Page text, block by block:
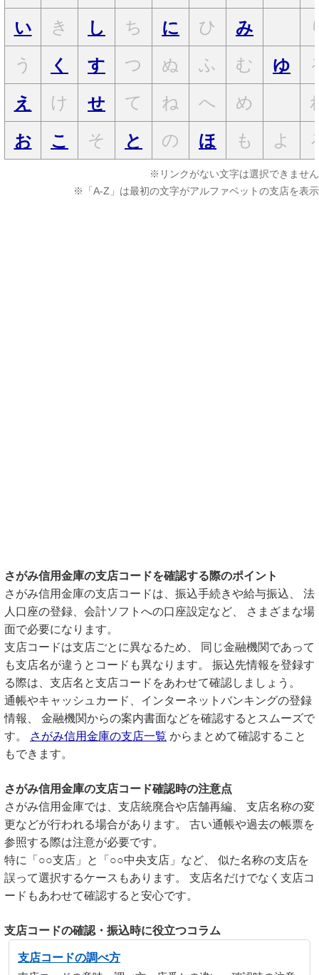
い
き し ち に ひ み
う
く す つ ぬ ふ む ゆ
え
け せ て ね へ め
お
こ そ と の ほ も よ
※リンクがない文字は選択できません
※「A-Z」は最初の文字がアルファベットの支店を表示
さがみ信用金庫の支店コードを確認する際のポイント
さがみ信用金庫の支店コードは、振込手続きや給与振込、 法
人口座の登録、会計ソフトへの口座設定など、 さまざまな場
面で必要になります。
支店コードは支店ごとに異なるため、 同じ金融機関であって
も支店名が違うとコードも異なります。 振込先情報を登録す
る際は、支店名と支店コードをあわせて確認しましょう。
通帳やキャッシュカード、インターネットバンキングの登録
情報、 金融機関からの案内書面などを確認するとスムーズで
す。
さがみ信用金庫の支店一覧 からまとめて確認すること
もできます。
さがみ信用金庫の支店コード確認時の注意点
さがみ信用金庫では、支店統廃合や店舗再編、 支店名称の変
更などが行われる場合があります。 古い通帳や過去の帳票を
参照する際は注意が必要です。
特に「○○支店」と「○○中央支店」など、 似た名称の支店を
誤って選択するケースもあります。 支店名だけでなく支店コ
ードもあわせて確認すると安心です。
支店コードの確認・振込時に役立つコラム
支店コードの調べ方